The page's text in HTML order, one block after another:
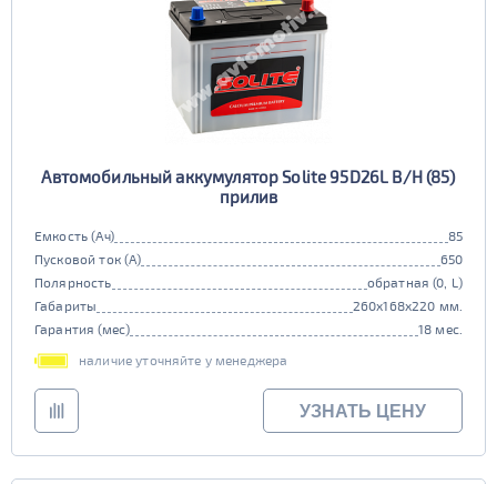
Автомобильный аккумулятор Solite 95D26L B/H (85)
прилив
Емкость (Ач)
85
Пусковой ток (А)
650
Полярность
обратная (0, L)
Габариты
260x168x220 мм.
Гарантия (мес)
18 мес.
наличие уточняйте у менеджера
УЗНАТЬ ЦЕНУ